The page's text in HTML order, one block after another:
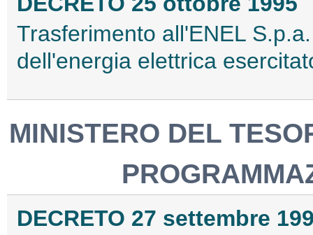
Trasferimento all'ENEL
dell'energia elettrica
MINISTERO DEL
DECRETO 27 settembre